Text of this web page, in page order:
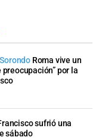
Roma vive un
por la
sufrió una
sábado